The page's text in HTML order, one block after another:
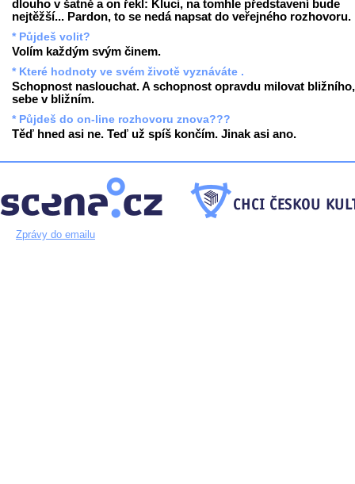
dlouho v šatně a on řekl: Kluci, na tomhle představení bude
nejtěžší... Pardon, to se nedá napsat do veřejného rozhovoru.
* Půjdeš volit?
Volím každým svým činem.
* Které hodnoty ve svém životě vyznáváte .
Schopnost naslouchat. A schopnost opravdu milovat
sebe v bližním.
* Půjdeš do on-line rozhovoru znova???
Těď hned asi ne. Teď už spíš končím. Jinak asi ano.
Zprávy do emailu